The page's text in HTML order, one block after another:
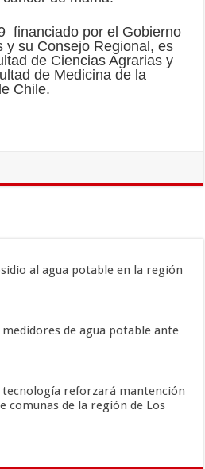
financiado por el Gobierno
y su Consejo Regional, es
de Ciencias Agrarias y
de Medicina de la
Chile.
al agua potable en la región
de agua potable ante
reforzará mantención
comunas de la región de Los